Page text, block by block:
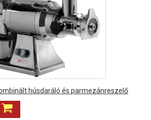
húsdaráló és parmezánreszelő